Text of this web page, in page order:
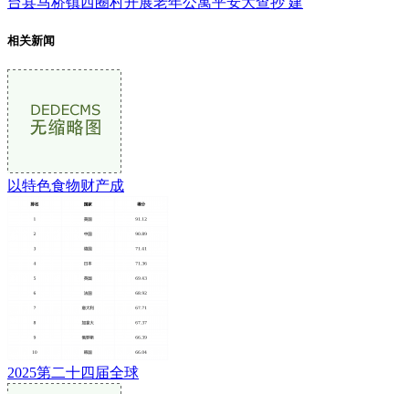
相关新闻
以特色食物财产成
2025第二十四届全球